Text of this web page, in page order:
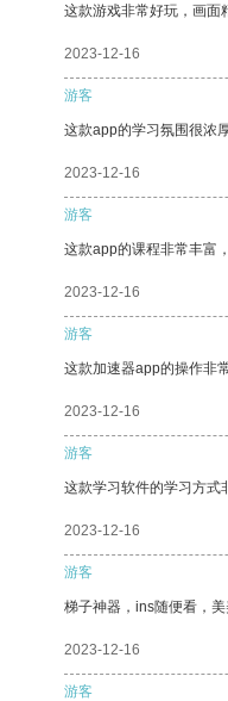
这款游戏非常好玩，画面
2023-12-16
游客
这款app的学习氛围很浓
2023-12-16
游客
这款app的课程非常丰富
2023-12-16
游客
这款加速器app的操作非
2023-12-16
游客
这款学习软件的学习方式
2023-12-16
游客
梯子神器，ins随便看，美
2023-12-16
游客